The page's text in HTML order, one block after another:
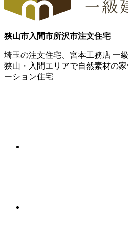
狭山市入間市所沢市注文住宅
埼玉の注文住宅、宮本工務店 一
狭山・入間エリアで自然素材の
ーション住宅